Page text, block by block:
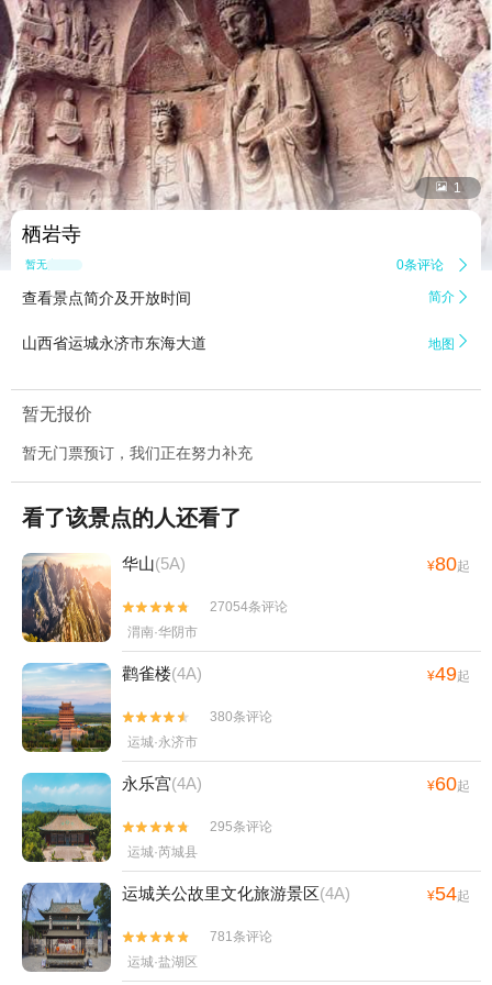
 1
栖岩寺
暂无点评 0条评论 
查看景点简介及开放时间 简介 
山西省运城永济市东海大道 地图 
暂无报价
暂无门票预订，我们正在努力补充
看了该景点的人还看了
华山(5A) ¥80起


27054条评论
渭南·华阴市
鹳雀楼(4A) ¥49起


380条评论
运城·永济市
永乐宫(4A) ¥60起


295条评论
运城·芮城县
运城关公故里文化旅游景区(4A) ¥54起


781条评论
运城·盐湖区
